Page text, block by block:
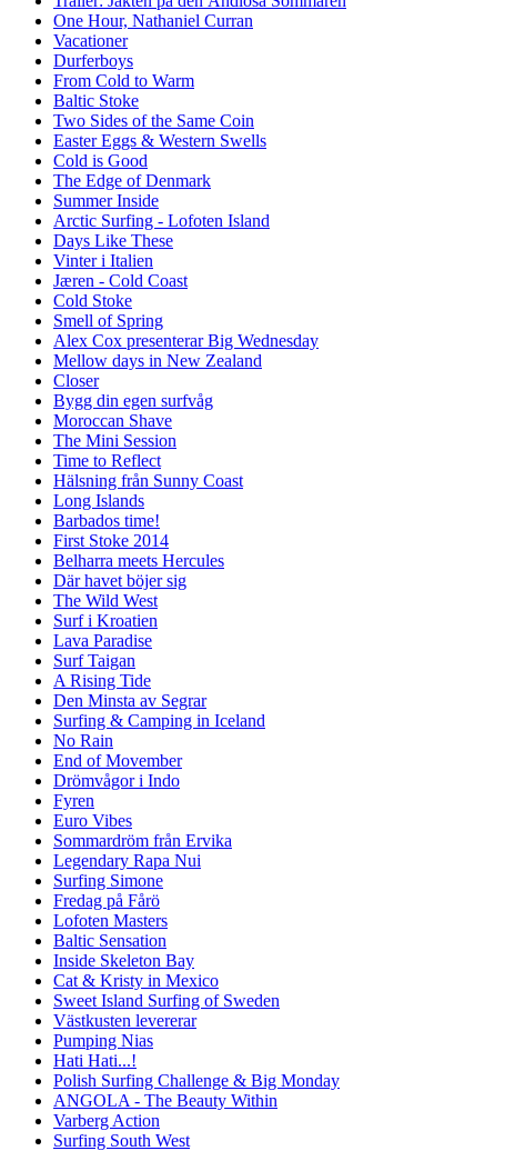
One Hour, Nathaniel Curran
Vacationer
Durferboys
From Cold to Warm
Baltic Stoke
Two Sides of the Same Coin
Easter Eggs & Western Swells
Cold is Good
The Edge of Denmark
Summer Inside
Arctic Surfing - Lofoten Island
Days Like These
Vinter i Italien
Jæren - Cold Coast
Cold Stoke
Smell of Spring
Alex Cox presenterar Big Wednesday
Mellow days in New Zealand
Closer
Bygg din egen surfvåg
Moroccan Shave
The Mini Session
Time to Reflect
Hälsning från Sunny Coast
Long Islands
Barbados time!
First Stoke 2014
Belharra meets Hercules
Där havet böjer sig
The Wild West
Surf i Kroatien
Lava Paradise
Surf Taigan
A Rising Tide
Den Minsta av Segrar
Surfing & Camping in Iceland
No Rain
End of Movember
Drömvågor i Indo
Fyren
Euro Vibes
Sommardröm från Ervika
Legendary Rapa Nui
Surfing Simone
Fredag på Fårö
Lofoten Masters
Baltic Sensation
Inside Skeleton Bay
Cat & Kristy in Mexico
Sweet Island Surfing of Sweden
Västkusten levererar
Pumping Nias
Hati Hati...!
Polish Surfing Challenge & Big Monday
ANGOLA - The Beauty Within
Varberg Action
Surfing South West